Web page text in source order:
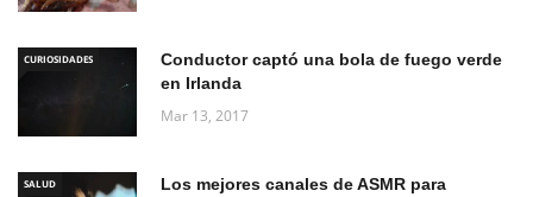
CURIOSIDADES
Conductor captó una bola de fuego verde
en Irlanda
Mar 13, 2017
SALUD
Los mejores canales de ASMR para